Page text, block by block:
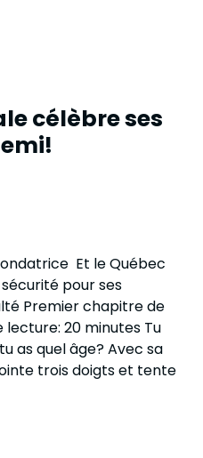
célèbre ses
Et le Québec
pour ses
Premier chapitre de
20 minutes Tu
as quel âge? Avec sa
trois doigts et tente